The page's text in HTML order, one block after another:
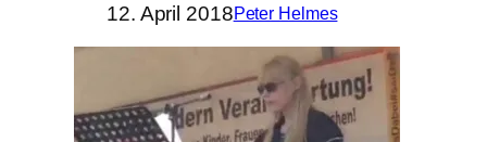
12. April 2018Peter Helmes